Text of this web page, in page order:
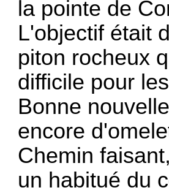
la pointe de
L'objectif était
piton rocheux
difficile pour
Bonne
encore
Chemin
un habitué du